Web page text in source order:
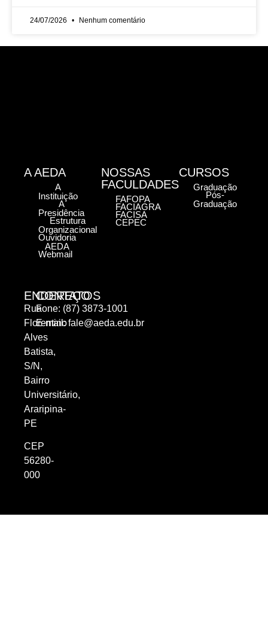
24/07/2026 Nenhum comentário
ENDEREÇO
Rua
Florentino
Alves
Batista,
S/N,
Bairro
Universitário,
Araripina-
PE
CEP
56280-
000
CONTATOS
Fone: (87) 3873-1001
E-mail:fale@aeda.edu.br
A AEDA
A
Instituição
A
Presidência
Estrutura
Organizacional
Ouvidoria
AEDA
Webmail
NOSSAS
FACULDADES
FAFOPA
FACIAGRA
FACISA
CEPEC
CURSOS
Graduação
Pós-
Graduação